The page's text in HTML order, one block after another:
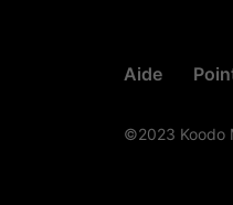
Aide
©2023 Koodo